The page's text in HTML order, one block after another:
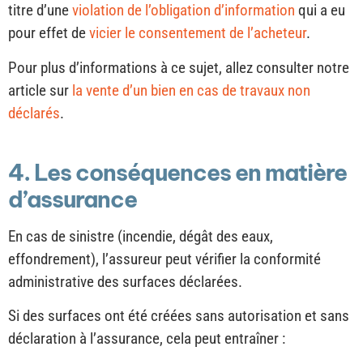
titre d’uneviolation de l’obligation d’information qui a eu
pour effet devicier le consentement de l’acheteur.
Pour plus d’informations à ce sujet, allez consulter notre
article sur la vente d’un bien en cas de travaux non
déclarés.
4. Les conséquences en matière
d’assurance
En cas de sinistre (incendie, dégât des eaux,
effondrement), l’assureur peut vérifier la conformité
administrative des surfaces déclarées.
Si des surfaces ont été créées sans autorisation et sans
déclaration à l’assurance, cela peut entraîner :